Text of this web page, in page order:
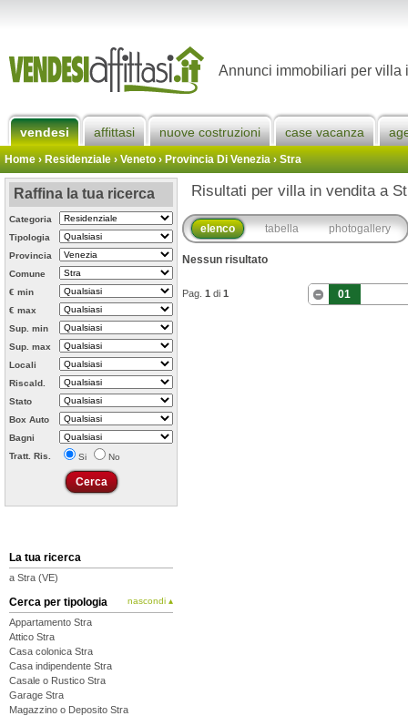
Annunci immobiliari per villa
vendesi affittasi nuove costruzioni case vacanza
Home› Residenziale › Veneto ›Provincia Di Venezia›Stra
Raffina la tua ricerca
Categoria
Tipologia
Provincia
Comune
€ min
€ max
Sup. min
Sup. max
Locali
Riscald.
Stato
Box Auto
Bagni
Tratt. Ris.
Si No
La tua ricerca
a Stra (VE)
Cerca per tipologia nascondi ▴
Appartamento Stra
Attico Stra
Casa colonica Stra
Casa indipendente Stra
Casale o Rustico Stra
Garage Stra
Magazzino o Deposito Stra
Risultati per villa in vendita a
elenco tabella photogallery
Nessun risultato
Pag. 1 di 1 01